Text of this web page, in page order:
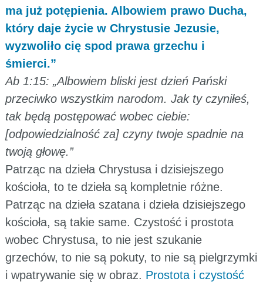
ma już potępienia. Albowiem prawo Ducha,
który daje życie w Chrystusie Jezusie,
wyzwoliło cię spod prawa grzechu i
śmierci.”
Ab 1:15: „Albowiem bliski jest dzień Pański
przeciwko wszystkim narodom. Jak ty czyniłeś,
tak będą postępować wobec ciebie:
[odpowiedzialność za] czyny twoje spadnie na
twoją głowę.”
Patrząc na dzieła Chrystusa i dzisiejszego
kościoła, to te dzieła są kompletnie różne.
Patrząc na dzieła szatana i dzieła dzisiejszego
kościoła, są takie same. Czystość i prostota
wobec Chrystusa, to nie jest szukanie
grzechów, to nie są pokuty, to nie są pielgrzymki
i wpatrywanie się w obraz. Prostota i czystość